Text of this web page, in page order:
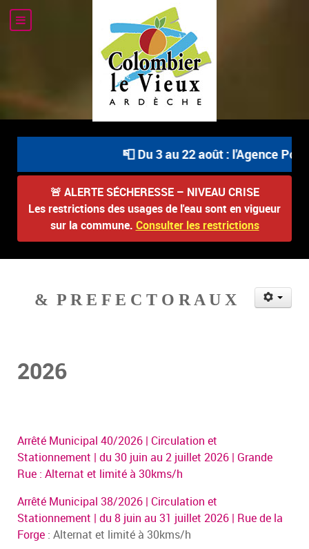
📮 Du 3 au 22 août : l'Agence
🚨 ALERTE SÉCHERESSE – NIVEAU CRISE
Les restrictions des usages de l'eau sont en vigueur
sur la commune. Consulter les restrictions
& P R E F E C T O R A U X
2026
Arrêté Municipal 40/2026 | Circulation et
Stationnement | du 30 juin au 2 juillet 2026 | Grande
Rue : Alternat et limité à 30kms/h
Arrêté Municipal 38/2026 | Circulation et
Stationnement | du 8 juin au 31 juillet 2026 | Rue de la
Forge : Alternat et limité à 30kms/h